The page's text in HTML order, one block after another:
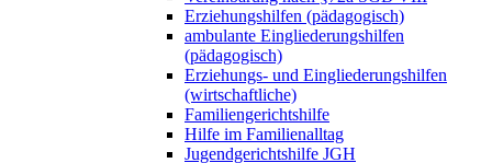
Erziehungshilfen (pädagogisch)
ambulante Eingliederungshilfen
(pädagogisch)
Erziehungs- und Eingliederungshilfen
(wirtschaftliche)
Familiengerichtshilfe
Hilfe im Familienalltag
Jugendgerichtshilfe JGH